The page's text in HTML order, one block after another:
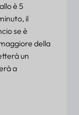
è 5
il
se è
della
un
a